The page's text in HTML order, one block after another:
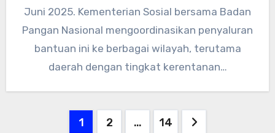
Juni 2025. Kementerian Sosial bersama Badan
Pangan Nasional mengoordinasikan penyaluran
bantuan ini ke berbagai wilayah, terutama
daerah dengan tingkat kerentanan…
Paginasi
1 2 … 14